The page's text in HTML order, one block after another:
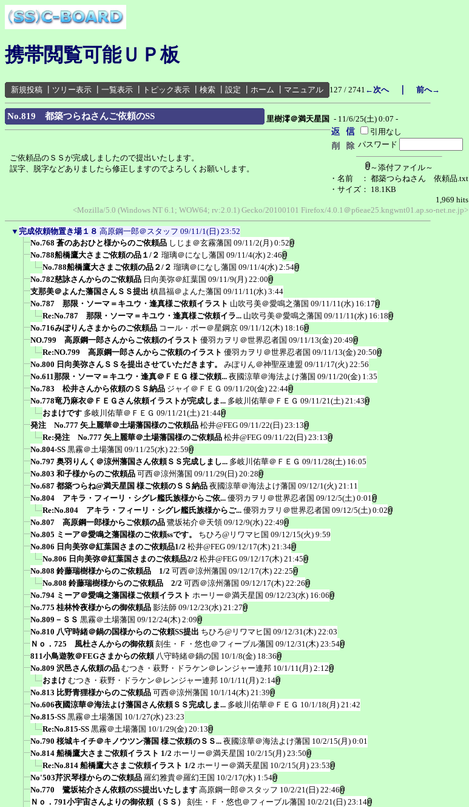
携帯閲覧可能ＵＰ板
新規投稿 ツリー表示 一覧表示 トピック表示 検索 設定 ホーム マニュアル 127 / 2741 ←次へ｜ 前へ→
No.819 都築つらねさんご依頼のSS 里樹澪＠満天星国 - 11/6/25(土) 0:07 -
引用なし
パスワード
～添付ファイル～
・名前
： 都築つらねさん 依頼品.txt
・サイズ ： 18.1KB
ご依頼品のＳＳが完成しましたので提出いたします。
誤字、脱字などありましたら修正しますのでよろしくお願いします。
1,969 hits
<Mozilla/5.0 (Windows NT 6.1; WOW64; rv:2.0.1) Gecko/20100101 Firefox/4.0.1＠p6eae25.kngwnt01.ap.so-net.ne.jp>
▼ 完成依頼物置き場１８ 高原鋼一郎＠スタッフ 09/11/1(日) 23:52
No.768 蒼のあおひと様からのご依頼品 しじま＠玄霧藩国 09/11/2(月) 0:52
No.788船橋鷹大さまご依頼の品１/２ 瑠璃＠になし藩国 09/11/4(水) 2:46
No.788船橋鷹大さまご依頼の品２/２ 瑠璃＠になし藩国 09/11/4(水) 2:54
No.782慈詠さんからのご依頼品 日向美弥＠紅葉国 09/11/9(月) 22:00
支那美＠よんた藩国さんＳＳ提出 槙昌福＠よんた藩国 09/11/11(水) 3:44
No.787 那限・ソーマ＝キユウ・逢真様ご依頼イラスト 山吹弓美＠愛鳴之藩国 09/11/11(水) 16:17
Re:No.787 那限・ソーマ＝キユウ・逢真様ご依頼イラ... 山吹弓美＠愛鳴之藩国 09/11/11(水) 16:18
No.716みぽりんさまからのご依頼品 コール・ポー＠星鋼京 09/11/12(木) 18:16
NO.799 高原鋼一郎さんからご依頼のイラスト 優羽カヲリ＠世界忍者国 09/11/13(金) 20:49
Re:NO.799 高原鋼一郎さんからご依頼のイラスト 優羽カヲリ＠世界忍者国 09/11/13(金) 20:50
No.800 日向美弥さんＳＳを提出させていただきます。
みぽりん＠神聖巫連盟 09/11/17(火) 22:56
No.611那限・ソーマ＝キユウ・逢真＠ＦＥＧ 様ご依頼... 夜國涼華＠海法よけ藩国 09/11/20(金) 1:35
No.783 松井さんから依頼のＳＳ納品 ジャイ＠ＦＥＧ 09/11/20(金) 22:44
No.778竜乃麻衣＠ＦＥＧさん依頼イラストが完成しま... 多岐川佑華＠ＦＥＧ 09/11/21(土) 21:43
おまけです 多岐川佑華＠ＦＥＧ 09/11/21(土) 21:44
発注 No.777 矢上麗華＠土場藩国様のご依頼品 松井@FEG 09/11/22(日) 23:13
Re:発注 No.777 矢上麗華＠土場藩国様のご依頼品 松井@FEG 09/11/22(日) 23:13
No.804-SS 黒霧＠土場藩国 09/11/25(水) 22:59
No.797 奥羽りんく＠涼州藩国さん依頼ＳＳ完成しまし... 多岐川佑華＠ＦＥＧ 09/11/28(土) 16:05
No.803 和子様からのご依頼品 可西＠涼州藩国 09/11/29(日) 20:28
No.687 都築つらね@満天星国 様ご依頼のＳＳ納品 夜國涼華＠海法よけ藩国 09/12/1(火) 21:11
No.804 アキラ・フィーリ・シグレ艦氏族様からご依... 優羽カヲリ＠世界忍者国 09/12/5(土) 0:01
Re:No.804 アキラ・フィーリ・シグレ艦氏族様からご... 優羽カヲリ＠世界忍者国 09/12/5(土) 0:02
No.807 高原鋼一郎様からご依頼の品 鷺坂祐介＠天領 09/12/9(水) 22:49
No.805 ミーア＠愛鳴之藩国様のご依頼ssです。
ちひろ@リワマヒ国 09/12/15(火) 9:59
No.806 日向美弥＠紅葉国さまのご依頼品1/2 松井@FEG 09/12/17(木) 21:34
No.806 日向美弥＠紅葉国さまのご依頼品2/2 松井@FEG 09/12/17(木) 21:45
No.808 鈴藤瑞樹様からのご依頼品 1/2 可西＠涼州藩国 09/12/17(木) 22:25
No.808 鈴藤瑞樹様からのご依頼品 2/2 可西＠涼州藩国 09/12/17(木) 22:26
No.794 ミーア＠愛鳴之藩国様ご依頼イラスト ホーリー＠満天星国 09/12/23(水) 16:06
No.775 桂林怜夜様からの御依頼品 影法師 09/12/23(水) 21:27
No.809－ＳＳ 黒霧＠土場藩国 09/12/24(木) 2:09
No.810 八守時緒＠鍋の国様からのご依頼SS提出 ちひろ@リワマヒ国 09/12/31(木) 22:03
Ｎｏ．725 風杜さんからの御依頼 刻生・Ｆ・悠也＠フィーブル藩国 09/12/31(木) 23:54
811小鳥遊敦＠FEGさまからの依頼 八守時緒＠鍋の国 10/1/8(金) 18:36
No.809 沢邑さん依頼の品 むつき・萩野・ドラケン＠レンジャー連邦 10/1/11(月) 2:12
おまけ むつき・萩野・ドラケン＠レンジャー連邦 10/1/11(月) 2:14
No.813 比野青狸様からのご依頼品 可西＠涼州藩国 10/1/14(木) 21:39
No.606夜國涼華＠海法よけ藩国さん依頼ＳＳ完成しま... 多岐川佑華＠ＦＥＧ 10/1/18(月) 21:42
No.815-SS 黒霧＠土場藩国 10/1/27(水) 23:23
Re:No.815-SS 黒霧＠土場藩国 10/1/29(金) 20:13
No.790 桜城キイチ＠キノウツン藩国 様ご依頼のＳＳ... 夜國涼華＠海法よけ藩国 10/2/15(月) 0:01
No.814 船橋鷹大さまご依頼イラスト 1/2 ホーリー＠満天星国 10/2/15(月) 23:50
Re:No.814 船橋鷹大さまご依頼イラスト 1/2 ホーリー＠満天星国 10/2/15(月) 23:53
No'503芹沢琴様からのご依頼品 羅幻雅貴＠羅幻王国 10/2/17(水) 1:54
No.770 鷺坂祐介さん依頼のSS提出いたします 高原鋼一郎＠スタッフ 10/2/21(日) 22:46
Ｎｏ．791小宇宙さんよりの御依頼（ＳＳ）
刻生・Ｆ・悠也＠フィーブル藩国 10/2/21(日) 23:14